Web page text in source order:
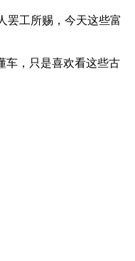
罢工所赐，今天这些富
车，只是喜欢看这些古